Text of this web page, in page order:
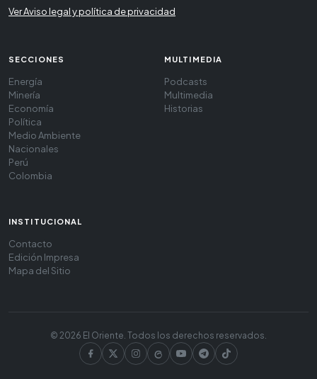
Ver Aviso legal y política de privacidad
SECCIONES
Energía
Minería
Economía
Política
Medio Ambiente
Nacionales
Perú
Colombia
MULTIMEDIA
Podcasts
Multimedia
Historias
INSTITUCIONAL
Contacto
Edición Impresa
Mapa del Sitio
© 2026 El Oriente. Todos los derechos reservados.